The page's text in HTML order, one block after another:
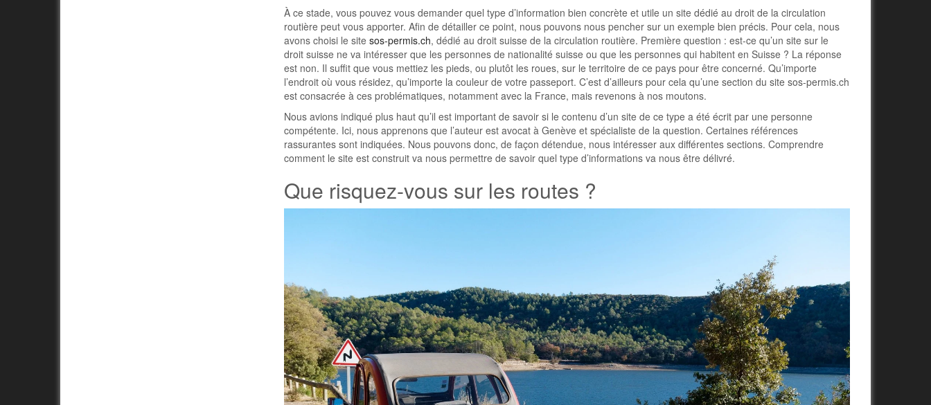
À ce stade, vous pouvez vous demander quel type d’information bien concrète et utile un site dédié au droit de la circulation
routière peut vous apporter. Afin de détailler ce point, nous pouvons nous pencher sur un exemple bien précis. Pour cela, nous
avons choisi le site sos-permis.ch, dédié au droit suisse de la circulation routière. Première question : est-ce qu’un site sur le
droit suisse ne va intéresser que les personnes de nationalité suisse ou que les personnes qui habitent en Suisse ? La réponse
est non. Il suffit que vous mettiez les pieds, ou plutôt les roues, sur le territoire de ce pays pour être concerné. Qu’importe
l’endroit où vous résidez, qu’importe la couleur de votre passeport. C’est d’ailleurs pour cela qu’une section du site sos-permis.ch
est consacrée à ces problématiques, notamment avec la France, mais revenons à nos moutons.
Nous avions indiqué plus haut qu’il est important de savoir si le contenu d’un site de ce type a été écrit par une personne
compétente. Ici, nous apprenons que l’auteur est avocat à Genève et spécialiste de la question. Certaines références
rassurantes sont indiquées. Nous pouvons donc, de façon détendue, nous intéresser aux différentes sections. Comprendre
comment le site est construit va nous permettre de savoir quel type d’informations va nous être délivré.
Que risquez-vous sur les routes ?